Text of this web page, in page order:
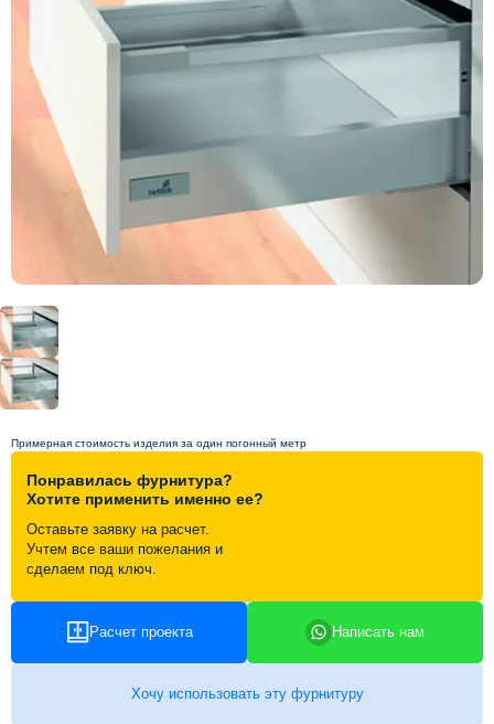
О компании
Оплата и доставка
Рассрочка и кредит
Схема работы
Акции и скидки
Портфолио
Видеоотзывы
Статьи
Контакты
Примерная стоимость изделия за один погонный метр
Понравилась фурнитура?
Хотите применить именно ее?
Оставьте заявку на расчет.
Учтем все ваши пожелания и
сделаем под ключ.
Расчет проекта Написать нам
Хочу использовать эту фурнитуру